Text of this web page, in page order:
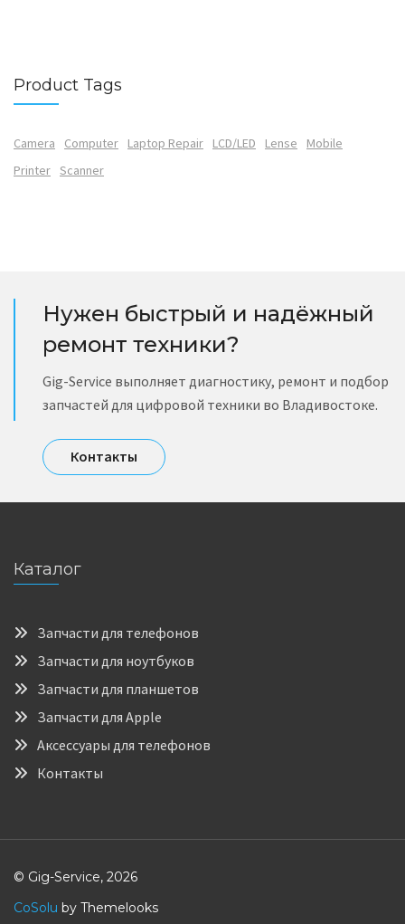
Product Tags
Camera Computer Laptop Repair LCD/LED Lense
Mobile
Printer Scanner
Нужен быстрый и надёжный
ремонт техники?
Gig-Service выполняет диагностику, ремонт и подбор
запчастей для цифровой техники во Владивостоке.
Контакты
Каталог
Запчасти для телефонов
Запчасти для ноутбуков
Запчасти для планшетов
Запчасти для Apple
Аксессуары для телефонов
Контакты
© Gig-Service, 2026
CoSolu by Themelooks